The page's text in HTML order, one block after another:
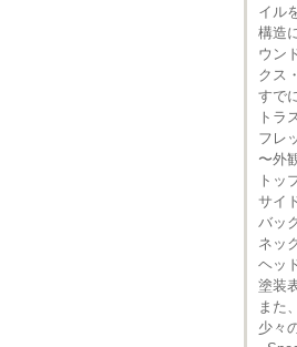
イル
構造
ウン
クス
すで
トラ
フレ
〜外
トッ
サイ
バッ
ネッ
ヘッ
塗装
また
少々